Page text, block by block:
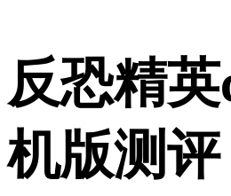
反恐精英
机版测评